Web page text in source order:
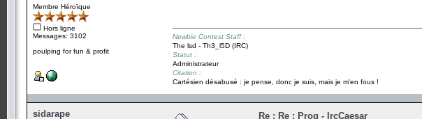
Membre Héroïque
Hors ligne
Messages: 3102
poulping for fun & profit
Newbie Contest Staff :
The lsd - Th3_l5D (IRC)
Statut :
Administrateur
Citation :
Cartésien désabusé : je pense, donc je suis, mais je m'en fous !
sidarape Re : Re : Prog - IrcCaesar